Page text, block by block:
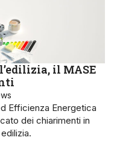
il MASE
Efficienza Energetica
dei chiarimenti in